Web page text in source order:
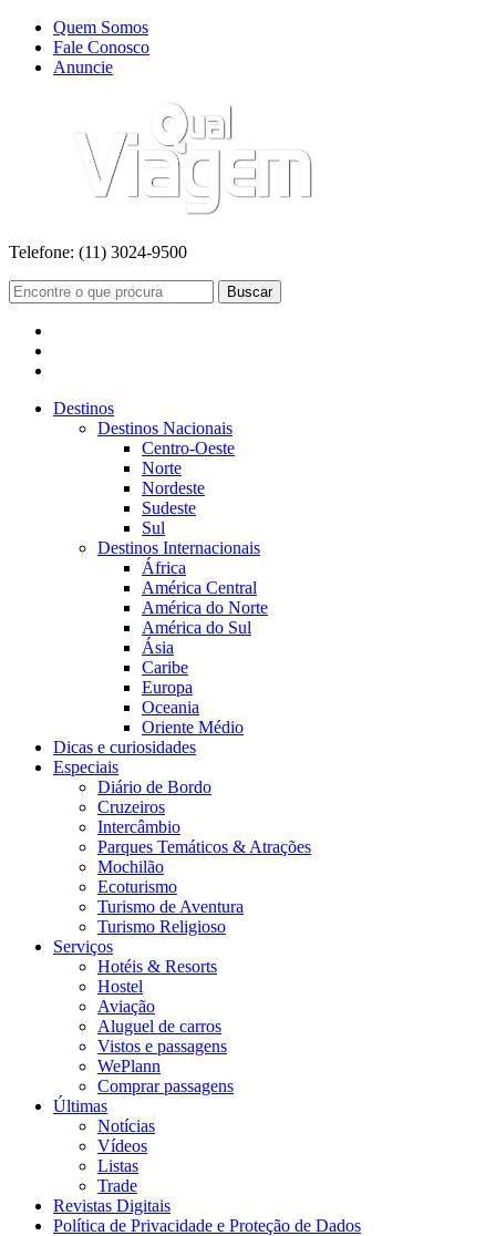
Quem Somos
Fale Conosco
Anuncie
Telefone: (11) 3024-9500
Buscar
Destinos
Destinos Nacionais
Centro-Oeste
Norte
Nordeste
Sudeste
Sul
Destinos Internacionais
África
América Central
América do Norte
América do Sul
Ásia
Caribe
Europa
Oceania
Oriente Médio
Dicas e curiosidades
Especiais
Diário de Bordo
Cruzeiros
Intercâmbio
Parques Temáticos & Atrações
Mochilão
Ecoturismo
Turismo de Aventura
Turismo Religioso
Serviços
Hotéis & Resorts
Hostel
Aviação
Aluguel de carros
Vistos e passagens
WePlann
Comprar passagens
Últimas
Notícias
Vídeos
Listas
Trade
Revistas Digitais
Política de Privacidade e Proteção de Dados